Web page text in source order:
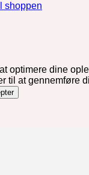
shoppen
optimere dine
til at gennemføre